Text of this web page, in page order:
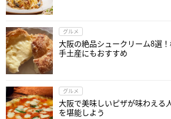
グルメ
大阪の絶品シュークリーム8選
手土産にもおすすめ
グルメ
大阪で美味しいピザが味わえる
を堪能しよう